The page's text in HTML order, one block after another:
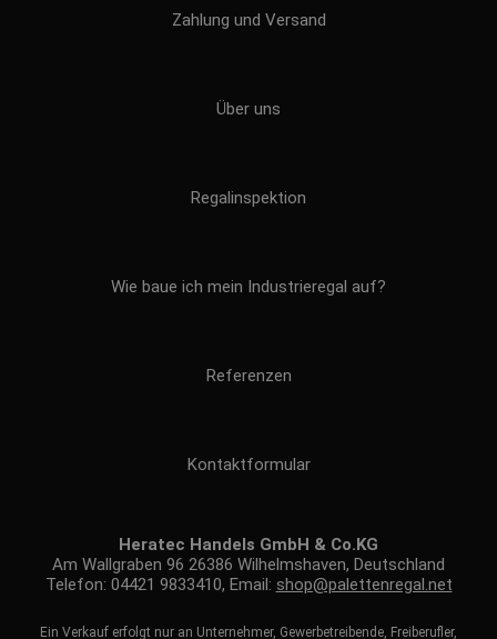
Zahlung und Versand
Über uns
Regalinspektion
Wie baue ich mein Industrieregal auf?
Referenzen
Kontaktformular
Heratec Handels GmbH & Co.KG
Am Wallgraben 96 26386 Wilhelmshaven, Deutschland
Telefon: 04421 9833410, Email: shop@palettenregal.net
Ein Verkauf erfolgt nur an Unternehmer, Gewerbetreibende, Freiberufler,